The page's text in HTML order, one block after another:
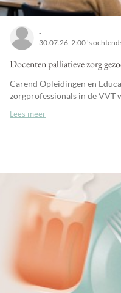
-
30.07.26, 2:00 's
Docenten palliatieve zorg
Carend Opleidingen en
zorgprofessionals in de VVT
Lees meer